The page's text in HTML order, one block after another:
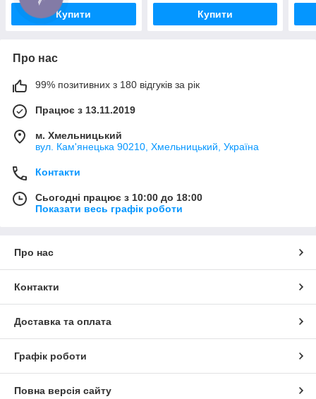
Купити Купити
Про нас
99% позитивних з 180 відгуків за рік
Працює з 13.11.2019
м. Хмельницький
вул. Кам'янецька 90210, Хмельницький, Україна
Контакти
Сьогодні працює з 10:00 до 18:00
Показати весь графік роботи
Про нас
Контакти
Доставка та оплата
Графік роботи
Повна версія сайту